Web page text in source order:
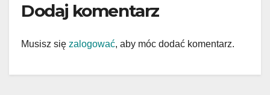
Dodaj komentarz
Musisz się zalogować, aby móc dodać komentarz.